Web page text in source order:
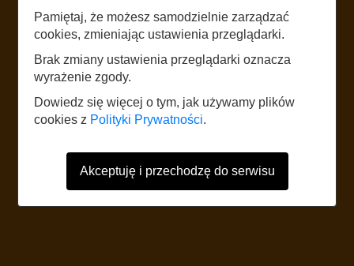
START
The website uses mobile data according to the standard rates of the
network operator. It is recommended to have a tariff with mobile internet.
Foreign users should refer to the current Internet data roaming tariff table.
Pamiętaj, że możesz samodzielnie zarządzać
cookies, zmieniając ustawienia przeglądarki.
Brak zmiany ustawienia przeglądarki oznacza
wyrażenie zgody.
Dowiedz się więcej o tym, jak używamy plików
cookies z Polityki Prywatności.
Akceptuję i przechodzę do serwisu